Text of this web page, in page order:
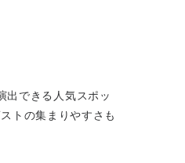
出できる人気スポッ
トの集まりやすさも